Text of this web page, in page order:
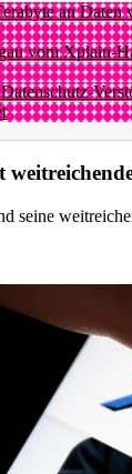
an
vom Xplain-
seine